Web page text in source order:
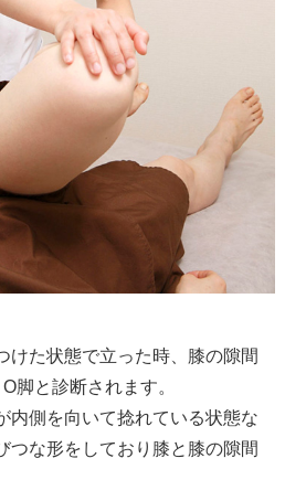
けた状態で立った時、膝の隙間
脚と診断されます。
内側を向いて捻れている状態な
つな形をしており膝と膝の隙間